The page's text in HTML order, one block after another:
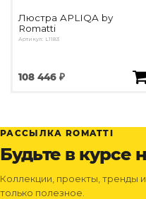
Люстра APLIQA by
Romatti
Артикул: L1183
108 446 ₽
РАССЫЛКА ROMATTI
Будьте в курсе
Коллекции, проекты, тренды
только полезное.